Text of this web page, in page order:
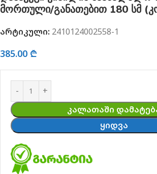
მორთული/განათებით 180 სმ
არტიკული: 2410124002558-1
385.00 ₾
ᲙᲐᲚᲐᲗᲐᲨᲘ
ᲧᲘᲓᲕᲐ